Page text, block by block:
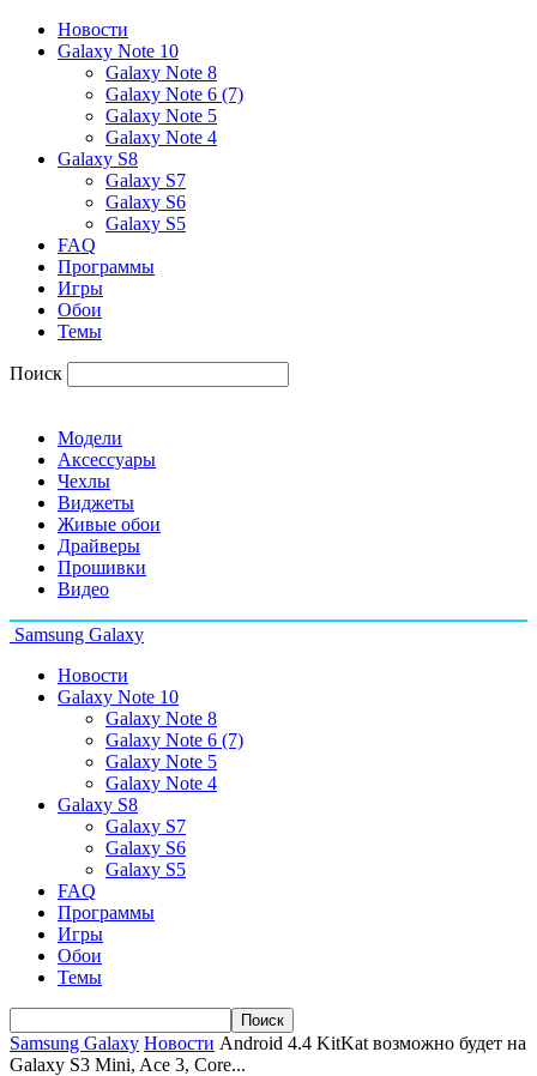
Новости
Galaxy Note 10
Galaxy Note 8
Galaxy Note 6 (7)
Galaxy Note 5
Galaxy Note 4
Galaxy S8
Galaxy S7
Galaxy S6
Galaxy S5
FAQ
Программы
Игры
Обои
Темы
Поиск
Модели
Аксессуары
Чехлы
Виджеты
Живые обои
Драйверы
Прошивки
Видео
Samsung Galaxy
Новости
Galaxy Note 10
Galaxy Note 8
Galaxy Note 6 (7)
Galaxy Note 5
Galaxy Note 4
Galaxy S8
Galaxy S7
Galaxy S6
Galaxy S5
FAQ
Программы
Игры
Обои
Темы
Samsung Galaxy Новости Android 4.4 KitKat возможно будет на
Galaxy S3 Mini, Ace 3, Core...